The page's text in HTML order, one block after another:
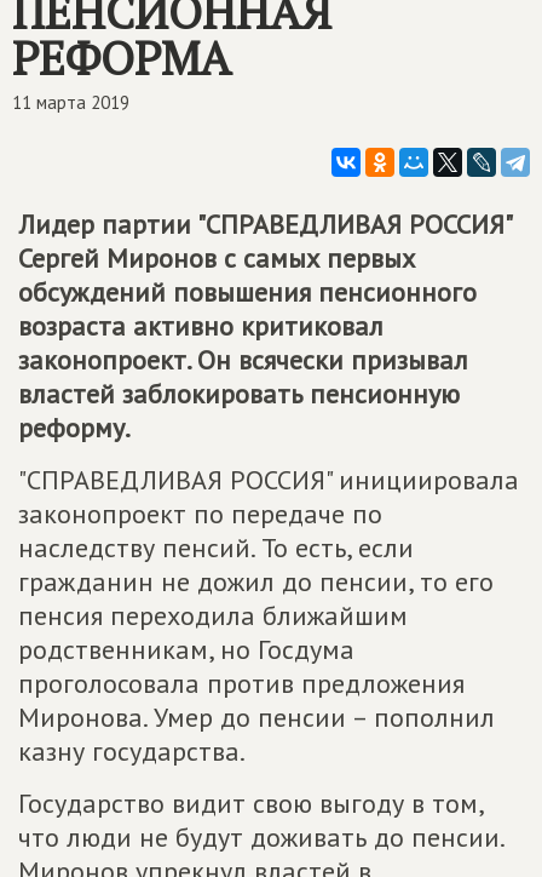
ПЕНСИОННАЯ
РЕФОРМА
11 марта 2019
Лидер партии "СПРАВЕДЛИВАЯ РОССИЯ"
Сергей Миронов с самых первых
обсуждений повышения пенсионного
возраста активно критиковал
законопроект. Он всячески призывал
властей заблокировать пенсионную
реформу.
"СПРАВЕДЛИВАЯ РОССИЯ" инициировала
законопроект по передаче по
наследству пенсий. То есть, если
гражданин не дожил до пенсии, то его
пенсия переходила ближайшим
родственникам, но Госдума
проголосовала против предложения
Миронова. Умер до пенсии – пополнил
казну государства.
Государство видит свою выгоду в том,
что люди не будут доживать до пенсии.